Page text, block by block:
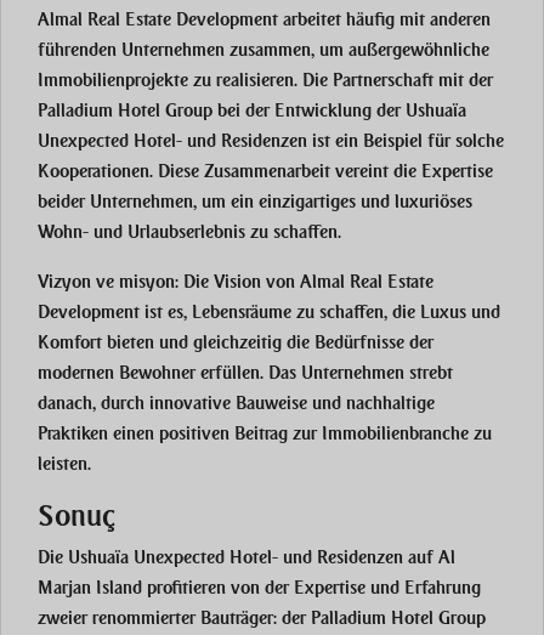
Almal Real Estate Development arbeitet häufig mit anderen
führenden Unternehmen zusammen, um außergewöhnliche
Immobilienprojekte zu realisieren. Die Partnerschaft mit der
Palladium Hotel Group bei der Entwicklung der Ushuaïa
Unexpected Hotel- und Residenzen ist ein Beispiel für solche
Kooperationen. Diese Zusammenarbeit vereint die Expertise
beider Unternehmen, um ein einzigartiges und luxuriöses
Wohn- und Urlaubserlebnis zu schaffen​​.
Vizyon ve misyon: Die Vision von Almal Real Estate
Development ist es, Lebensräume zu schaffen, die Luxus und
Komfort bieten und gleichzeitig die Bedürfnisse der
modernen Bewohner erfüllen. Das Unternehmen strebt
danach, durch innovative Bauweise und nachhaltige
Praktiken einen positiven Beitrag zur Immobilienbranche zu
leisten​​.
Sonuç
Die Ushuaïa Unexpected Hotel- und Residenzen auf Al
Marjan Island profitieren von der Expertise und Erfahrung
zweier renommierter Bauträger: der Palladium Hotel Group